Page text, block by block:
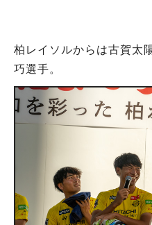
柏レイソルからは古賀太
巧選手。